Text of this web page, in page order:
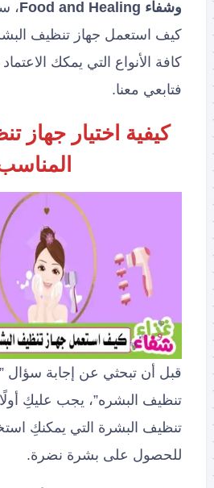
وشفاء Food and Healing،
كيف استعمل جهاز تنظيف
كافة الأنواع التي يمكك
فتابعي معنا.
كيفية اختيار جهاز
قبل أن تبحثي عن إجابة سؤال
تنظيف البشره”، يجب عليكِ
تنظيف البشرة التي يمكنكِ
للحصول على بشرة نضرة.